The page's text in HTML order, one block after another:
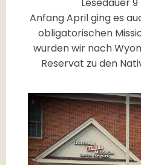
Lesedauer9
Anfang April ging es
obligatorischen
wurden wir nach
Reservat zu den